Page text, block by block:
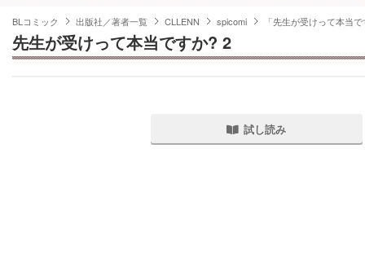
BLコミック 出版社／著者一覧 CLLENN spicomi 「先生が受けって本当
先生が受けって本当ですか? 2
試し読み